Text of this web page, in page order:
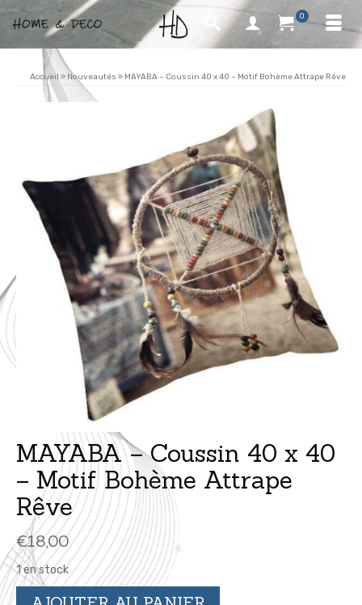
0
Accueil » Nouveautés » MAYABA – Coussin 40 x 40 – Motif Bohème Attrape Rêve
MAYABA – Coussin 40 x 40
– Motif Bohème Attrape
Rêve
€18,00
1 en stock
quantité